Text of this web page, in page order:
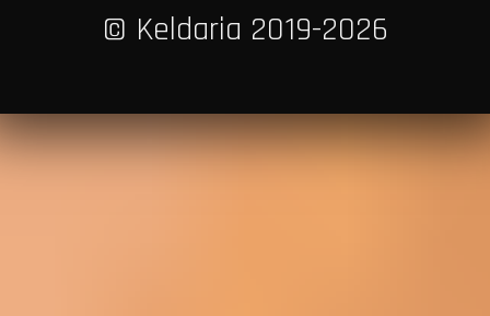
© Keldaria 2019-2026